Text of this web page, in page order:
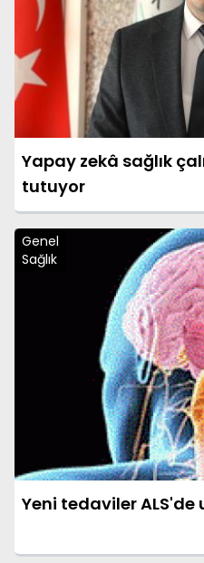
Yapay zekâ sağlık
tutuyor
Genel
Sağlık
Yeni tedaviler